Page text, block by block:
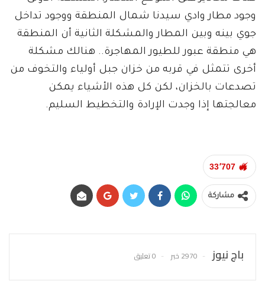
وجود مطار وادي سيدنا شمال المنطقة ووجود تداخل
جوي بينه وبين المطار والمشكلة الثانية أن المنطقة
هي منطقة عبور للطيور المهاجرة.. هنالك مشكلة
أخرى تتمثل في قربه من خزان جبل أولياء والتخوف من
تصدعات بالخزان، لكن كل هذه الأشياء يمكن
معالجتها إذا وجدت الإرادة والتخطيط السليم.
33٬707
مشاركة
باج نيوز 2970 خبر 0 تعليق